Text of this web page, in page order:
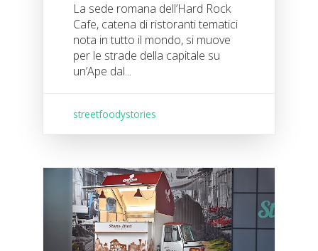
La sede romana dell’Hard Rock
Cafe, catena di ristoranti tematici
nota in tutto il mondo, si muove
per le strade della capitale su
un’Ape dal...
streetfoodystories